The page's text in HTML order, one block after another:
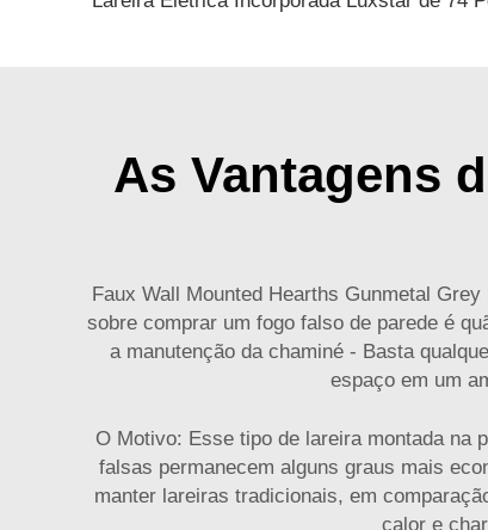
As Vantagens
Faux Wall Mounted Hearths Gunmetal
sobre comprar um fogo falso de parede é
a manutenção da chaminé - Basta
espaço em um
O Motivo: Esse tipo de lareira montada na
falsas permanecem alguns graus mais
manter lareiras tradicionais, em
calor e